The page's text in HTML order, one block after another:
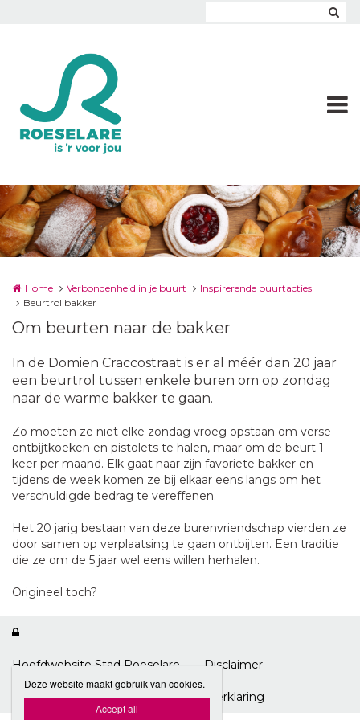
Home Verbondenheid in je buurt
Inspirerende buurtacties
Beurtrol bakker
Om beurten naar de bakker
In de Domien Craccostraat is er al méér dan 20 jaar
een beurtrol tussen enkele buren om op zondag
naar de warme bakker te gaan.
Zo moeten ze niet elke zondag vroeg opstaan om verse
ontbijtkoeken en pistolets te halen, maar om de beurt 1
keer per maand. Elk gaat naar zijn favoriete bakker en
tijdens de week komen ze bij elkaar eens langs om het
verschuldigde bedrag te vereffenen.
Het 20 jarig bestaan van deze burenvriendschap vierden ze
door samen op verplaatsing te gaan ontbijten. Een traditie
die ze om de 5 jaar wel eens willen herhalen.
Origineel toch?

Hoofdwebsite Stad Roeselare Disclaimer
Privacybeleid Toegankelijkheidsverklaring
Deze website maakt gebruik van cookies.
Accept all